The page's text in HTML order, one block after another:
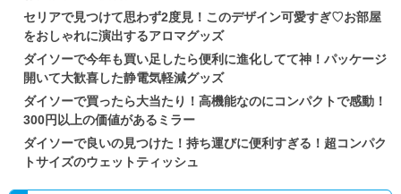
セリアで見つけて思わず2度見！このデザイン可愛すぎ♡お部屋
をおしゃれに演出するアロマグッズ
ダイソーで今年も買い足したら便利に進化してて神！パッケージ
開いて大歓喜した静電気軽減グッズ
ダイソーで買ったら大当たり！高機能なのにコンパクトで感動！
300円以上の価値があるミラー
ダイソーで良いの見つけた！持ち運びに便利すぎる！超コンパク
トサイズのウェットティッシュ